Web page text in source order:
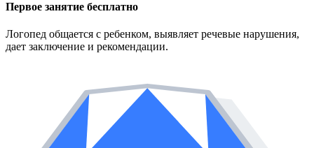
Первое занятие бесплатно
Логопед общается с ребенком, выявляет речевые нарушения,
дает заключение и рекомендации.